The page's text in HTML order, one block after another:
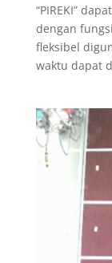
“PIREKI”
dengan
fleksibel
waktu dapat